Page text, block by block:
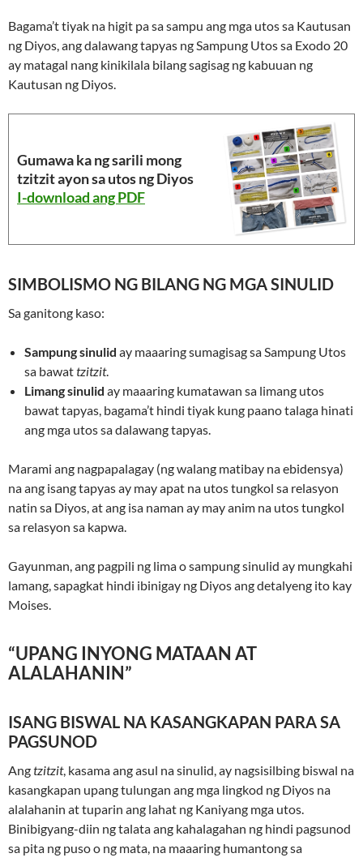
Bagama’t tiyak na higit pa sa sampu ang mga utos sa Kautusan
ng Diyos, ang dalawang tapyas ng Sampung Utos sa Exodo 20
ay matagal nang kinikilala bilang sagisag ng kabuuan ng
Kautusan ng Diyos.
Gumawa ka ng sarili mong
tzitzit ayon sa utos ng Diyos
I-download ang PDF
SIMBOLISMO NG BILANG NG MGA SINULID
Sa ganitong kaso:
Sampung sinulid ay maaaring sumagisag sa Sampung Utos
sa bawattzitzit.
Limang sinulid ay maaaring kumatawan sa limang utos
bawat tapyas, bagama’t hindi tiyak kung paano talaga hinati
ang mga utos sa dalawang tapyas.
Marami ang nagpapalagay (ng walang matibay na ebidensya)
na ang isang tapyas ay may apat na utos tungkol sa relasyon
natin sa Diyos, at ang isa naman ay may anim na utos tungkol
sa relasyon sa kapwa.
Gayunman, ang pagpili ng lima o sampung sinulid ay mungkahi
lamang, sapagkat hindi ibinigay ng Diyos ang detalyeng ito kay
Moises.
“UPANG INYONG MATAAN AT
ALALAHANIN”
ISANG BISWAL NA KASANGKAPAN PARA SA
PAGSUNOD
Angtzitzit, kasama ang asul na sinulid, ay nagsisilbing biswal na
kasangkapan upang tulungan ang mga lingkod ng Diyos na
alalahanin at tuparin ang lahat ng Kaniyang mga utos.
Binibigyang-diin ng talata ang kahalagahan ng hindi pagsunod
sa pita ng puso o ng mata, na maaaring humantong sa